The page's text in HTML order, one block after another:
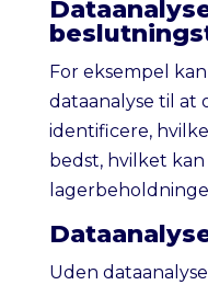
For eksempel
dataanalyse til at
identificere,
bedst, hvilket
Uden